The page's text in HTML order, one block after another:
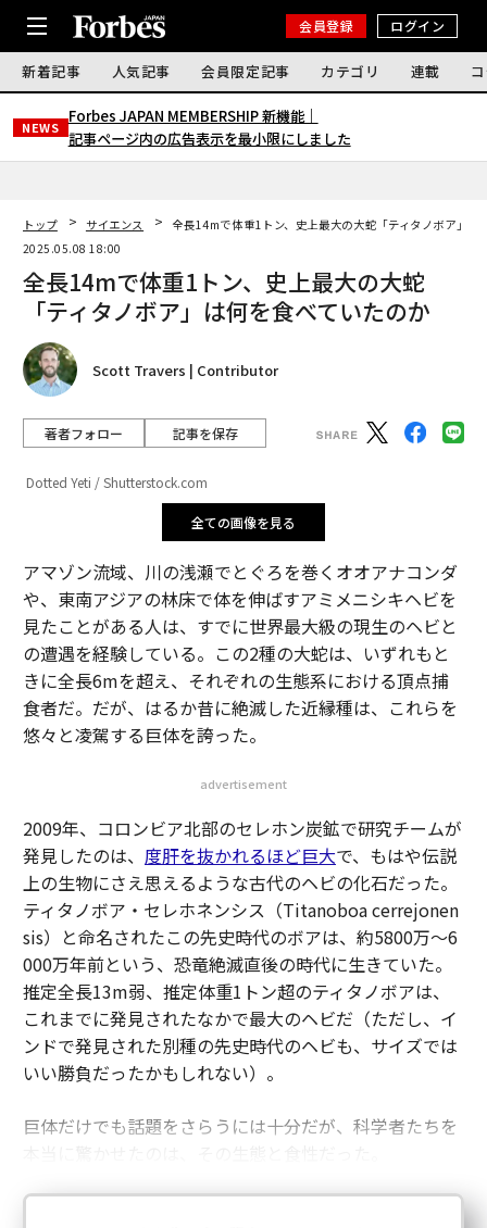
会員登録 ログイン
新着記事 人気記事 会員限定記事 カテゴリ 連載
NEWS
Forbes JAPAN MEMBERSHIP 新機能｜
記事ページ内の広告表示を最小限にしました
トップ サイエンス
全長14mで体重1トン、史上最大の大蛇「ティタノボア」は
2025.05.08 18:00
全長14mで体重1トン、史上最大の大蛇
「ティタノボア」は何を食べていたのか
Scott Travers | Contributor
著者フォロー 記事を保存
Dotted Yeti / Shutterstock.com
全ての画像を見る
アマゾン流域、川の浅瀬でとぐろを巻くオオアナコンダ
や、東南アジアの林床で体を伸ばすアミメニシキヘビを
見たことがある人は、すでに世界最大級の現生のヘビと
の遭遇を経験している。この2種の大蛇は、いずれもと
きに全長6mを超え、それぞれの生態系における頂点捕
食者だ。だが、はるか昔に絶滅した近縁種は、これらを
悠々と凌駕する巨体を誇った。
advertisement
2009年、コロンビア北部のセレホン炭鉱で研究チームが
発見したのは、 度肝を抜かれるほど巨大で、もはや伝説
上の生物にさえ思えるような古代のヘビの化石だった。
ティタノボア・セレホネンシス（Titanoboa cerrejonen
sis）と命名されたこの先史時代のボアは、約5800万～6
000万年前という、恐竜絶滅直後の時代に生きていた。
推定全長13m弱、推定体重1トン超のティタノボアは、
これまでに発見されたなかで最大のヘビだ（ただし、イ
ンドで発見された別種の先史時代のヘビも、サイズでは
いい勝負だったかもしれない）。
巨体だけでも話題をさらうには十分だが、科学者たちを